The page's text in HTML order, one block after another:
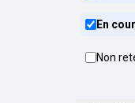
En
Non